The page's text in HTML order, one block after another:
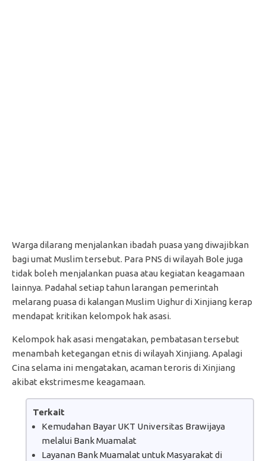
Warga dilarang menjalankan ibadah puasa yang diwajibkan
bagi umat Muslim tersebut. Para PNS di wilayah Bole juga
tidak boleh menjalankan puasa atau kegiatan keagamaan
lainnya. Padahal setiap tahun larangan pemerintah
melarang puasa di kalangan Muslim Uighur di Xinjiang kerap
mendapat kritikan kelompok hak asasi.
Kelompok hak asasi mengatakan, pembatasan tersebut
menambah ketegangan etnis di wilayah Xinjiang. Apalagi
Cina selama ini mengatakan, acaman teroris di Xinjiang
akibat ekstrimesme keagamaan.
Terkait
Kemudahan Bayar UKT Universitas Brawijaya
melalui Bank Muamalat
Layanan Bank Muamalat untuk Masyarakat di